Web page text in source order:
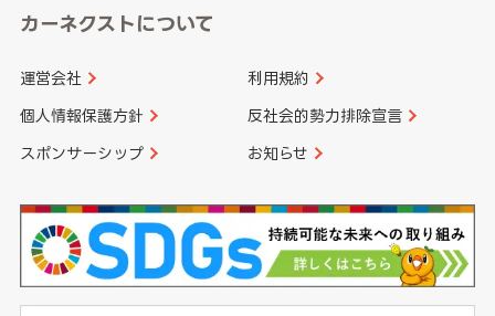
カーネクストについて
運営会社 利用規約
個人情報保護方針 反社会的勢力排除宣言
スポンサーシップ お知らせ